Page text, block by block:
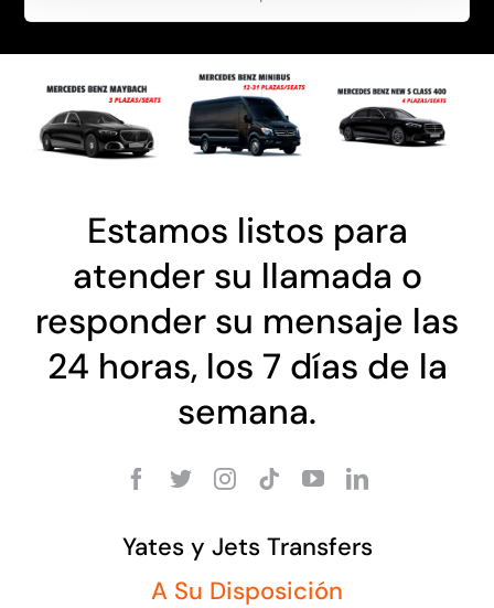
Estamos listos para
atender su llamada o
responder su mensaje las
24 horas, los 7 días de la
semana.
Yates y Jets Transfers
A Su Disposición